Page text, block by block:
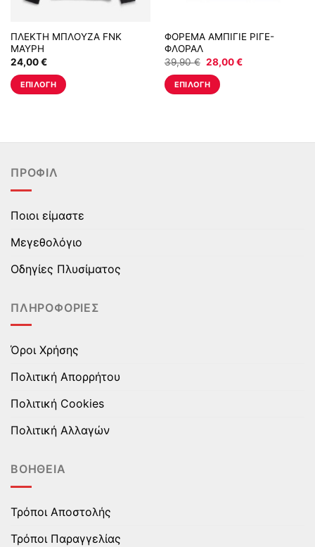
ΠΛΕΚΤΗ ΜΠΛΟΥΖΑ FNK
ΜΑΥΡΗ
24,00€
ΕΠΙΛΟΓΉ
έχει
παραλλαγές.
Οι
μπορούν
επιλεγούν
στη
σελίδα
προϊόντος
ΦΟΡΕΜΑ ΑΜΠΙΓΙΕ ΡΙΓΕ-
ΦΛΟΡΑΛ
39,90€ Original
price
was:
39,90 €.
28,00€Η
ΕΠΙΛΟΓΉ
έχει
ΠΡΟΦΊΛ
Ποιοι είμαστε
Μεγεθολόγιο
Οδηγίες Πλυσίματος
ΠΛΗΡΟΦΟΡΊΕΣ
Όροι Χρήσης
Πολιτική Απορρήτου
Πολιτική Cookies
Πολιτική Αλλαγών
ΒΟΉΘΕΙΑ
Τρόποι Αποστολής
Τρόποι Παραγγελίας